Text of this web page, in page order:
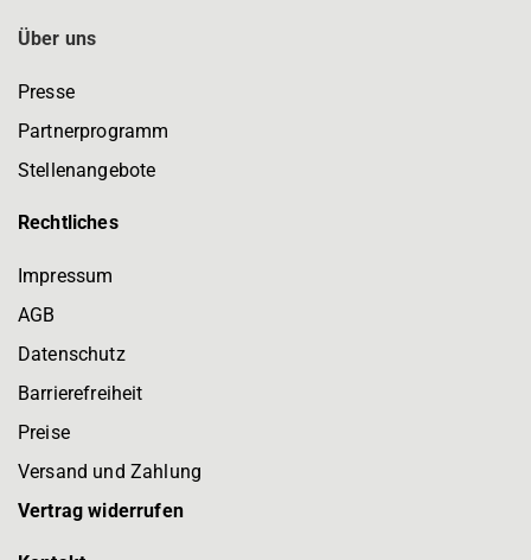
Über uns
Presse
Partnerprogramm
Stellenangebote
Rechtliches
Impressum
AGB
Datenschutz
Barrierefreiheit
Preise
Versand und Zahlung
Vertrag widerrufen